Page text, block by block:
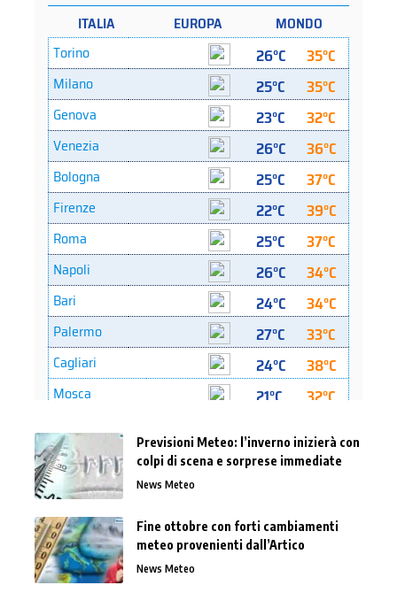
Previsioni Meteo: l’inverno inizierà con
colpi di scena e sorprese immediate
News Meteo
Fine ottobre con forti cambiamenti
meteo provenienti dall’Artico
News Meteo